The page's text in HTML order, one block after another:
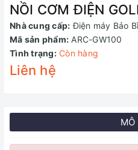
NỒI CƠM ĐIỆN
Nhà cung cấp: Điện máy Bảo
Mã sản phẩm: ARC-GW100
Tình trạng: Còn hàng
Liên hệ
MÔ